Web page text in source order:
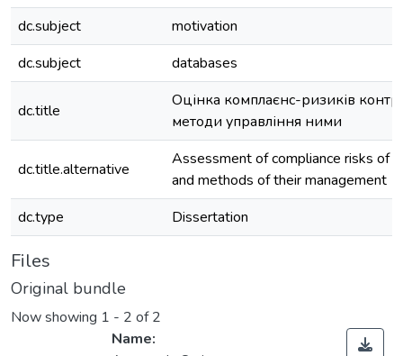
dc.subject
motivation
dc.subject
databases
dc.title
Оцінка комплаєнс-ризиків
методи управління ними
dc.title.alternative
Assessment of compliance risks of
and methods of their management
dc.type
Dissertation
Files
Original bundle
Now showing 1 - 2 of 2
Name: